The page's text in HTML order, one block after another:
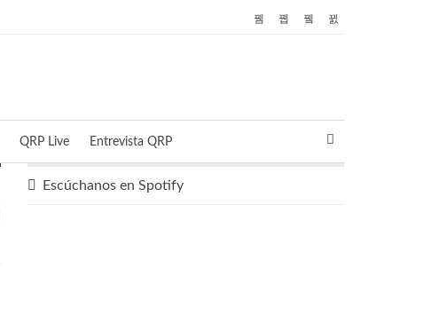
QRP Live Entrevista QRP
Escúchanos en Spotify